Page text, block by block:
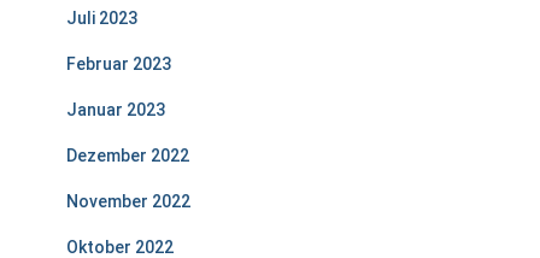
Juli 2023
Februar 2023
Januar 2023
Dezember 2022
November 2022
Oktober 2022